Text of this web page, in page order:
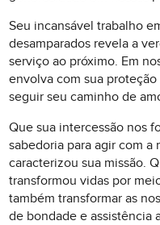
Seu incansável trabalho
desamparados revela a
serviço ao próximo. Em
envolva com sua
seguir seu caminho de
Que sua intercessão nos
sabedoria para agir com a
caracterizou sua missão.
transformou vidas por
também transformar as
de bondade e assistência